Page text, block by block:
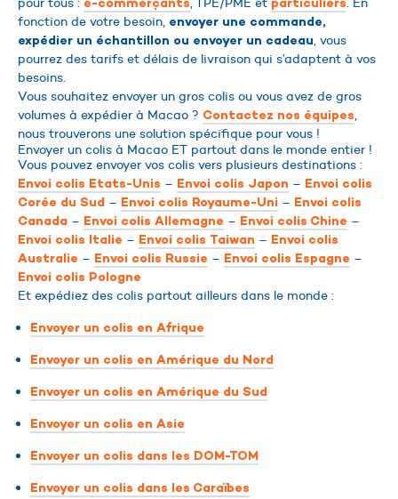
e-commerçants particuliers
fonction de votre besoin, envoyer une commande,
expédier un échantillon ou envoyer un cadeau, vous
pourrez des tarifs et délais de livraison qui s’adaptent à vos
besoins.
Vous souhaitez envoyer un gros colis ou vous avez de gros
volumes à expédier à Macao ? Contactez nos équipes,
nous trouverons une solution spécifique pour vous !
Envoyer un colis à Macao ET partout dans le monde entier !
Vous pouvez envoyer vos colis vers plusieurs destinations :
Envoi colis Etats-Unis – Envoi colis Japon – Envoi colis
Corée du Sud – Envoi colis Royaume-Uni – Envoi colis
Canada – Envoi colis Allemagne – Envoi colis Chine –
Envoi colis Italie – Envoi colis Taiwan – Envoi colis
Australie – Envoi colis Russie – Envoi colis Espagne –
Envoi colis Pologne
Et expédiez des colis partout ailleurs dans le monde :
Envoyer un colis en Afrique
Envoyer un colis en Amérique du Nord
Envoyer un colis en Amérique du Sud
Envoyer un colis en Asie
Envoyer un colis dans les DOM-TOM
Envoyer un colis dans les Caraïbes